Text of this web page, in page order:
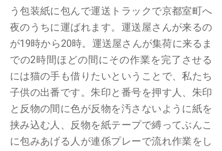
う包装紙に包んで運送トラックで京都室町へ
夜のうちに運ばれます。運送屋さんが来るの
が19時から20時。運送屋さんが集荷に来るま
での2時間ほどの間にその作業を完了させる
には猫の手も借りたいということで、私たち
子供の出番です。朱印と番号を押す人、朱印
と反物の間に色が反物を汚さないように紙を
挟み込む人、反物を紙テープで縛ってぶんこ
に包みあげる人が連係プレーで流れ作業をし